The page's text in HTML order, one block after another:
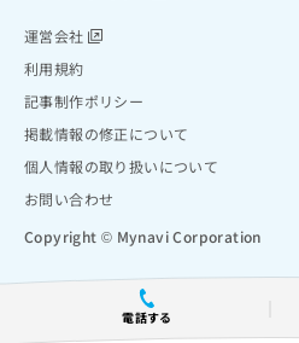
電話する
運営会社
利用規約
記事制作ポリシー
掲載情報の修正について
個人情報の取り扱いについて
お問い合わせ
Copyright © Mynavi Corporation